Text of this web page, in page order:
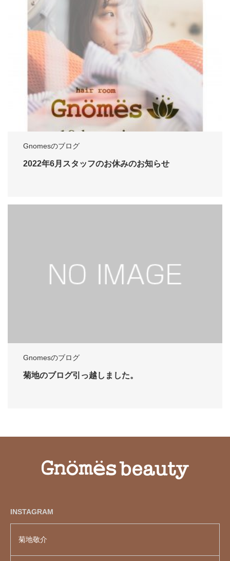
Gnomesのブログ
2022年6月スタッフのお休みのお知らせ
Gnomesのブログ
菊地のブログ引っ越しました。
INSTAGRAM
菊地敬介